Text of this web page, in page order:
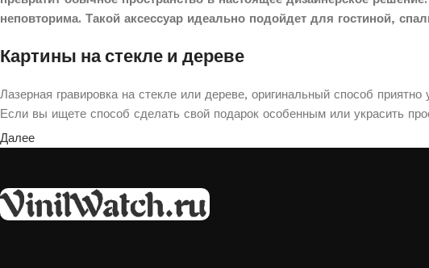
неповторима. Такой аксессуар идеально подойдет для гостиной,
Картины на стекле и дереве
Лазерная гравировка на стекле или дереве, оригинальный способ
Если вы ищете способ сделать свой подарок особенным или украсить
Далее